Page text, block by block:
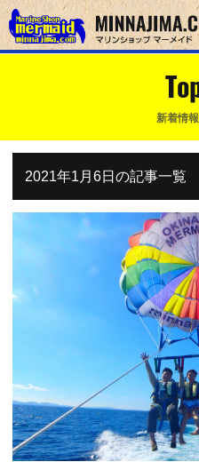
新着情
2021年1月6日の記事一覧